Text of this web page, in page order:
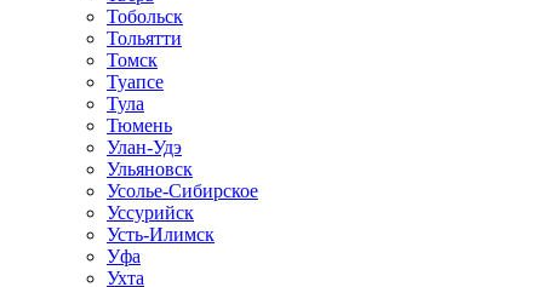
Тобольск
Тольятти
Томск
Туапсе
Тула
Тюмень
Улан-Удэ
Ульяновск
Усолье-Сибирское
Уссурийск
Усть-Илимск
Уфа
Ухта